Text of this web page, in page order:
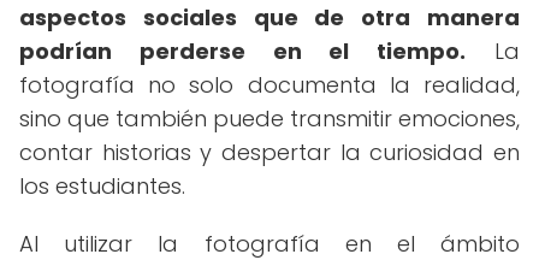
aspectos sociales que de otra manera
podrían perderse en el tiempo. La
fotografía no solo documenta la realidad,
sino que también puede transmitir emociones,
contar historias y despertar la curiosidad en
los estudiantes.
Al utilizar la fotografía en el ámbito